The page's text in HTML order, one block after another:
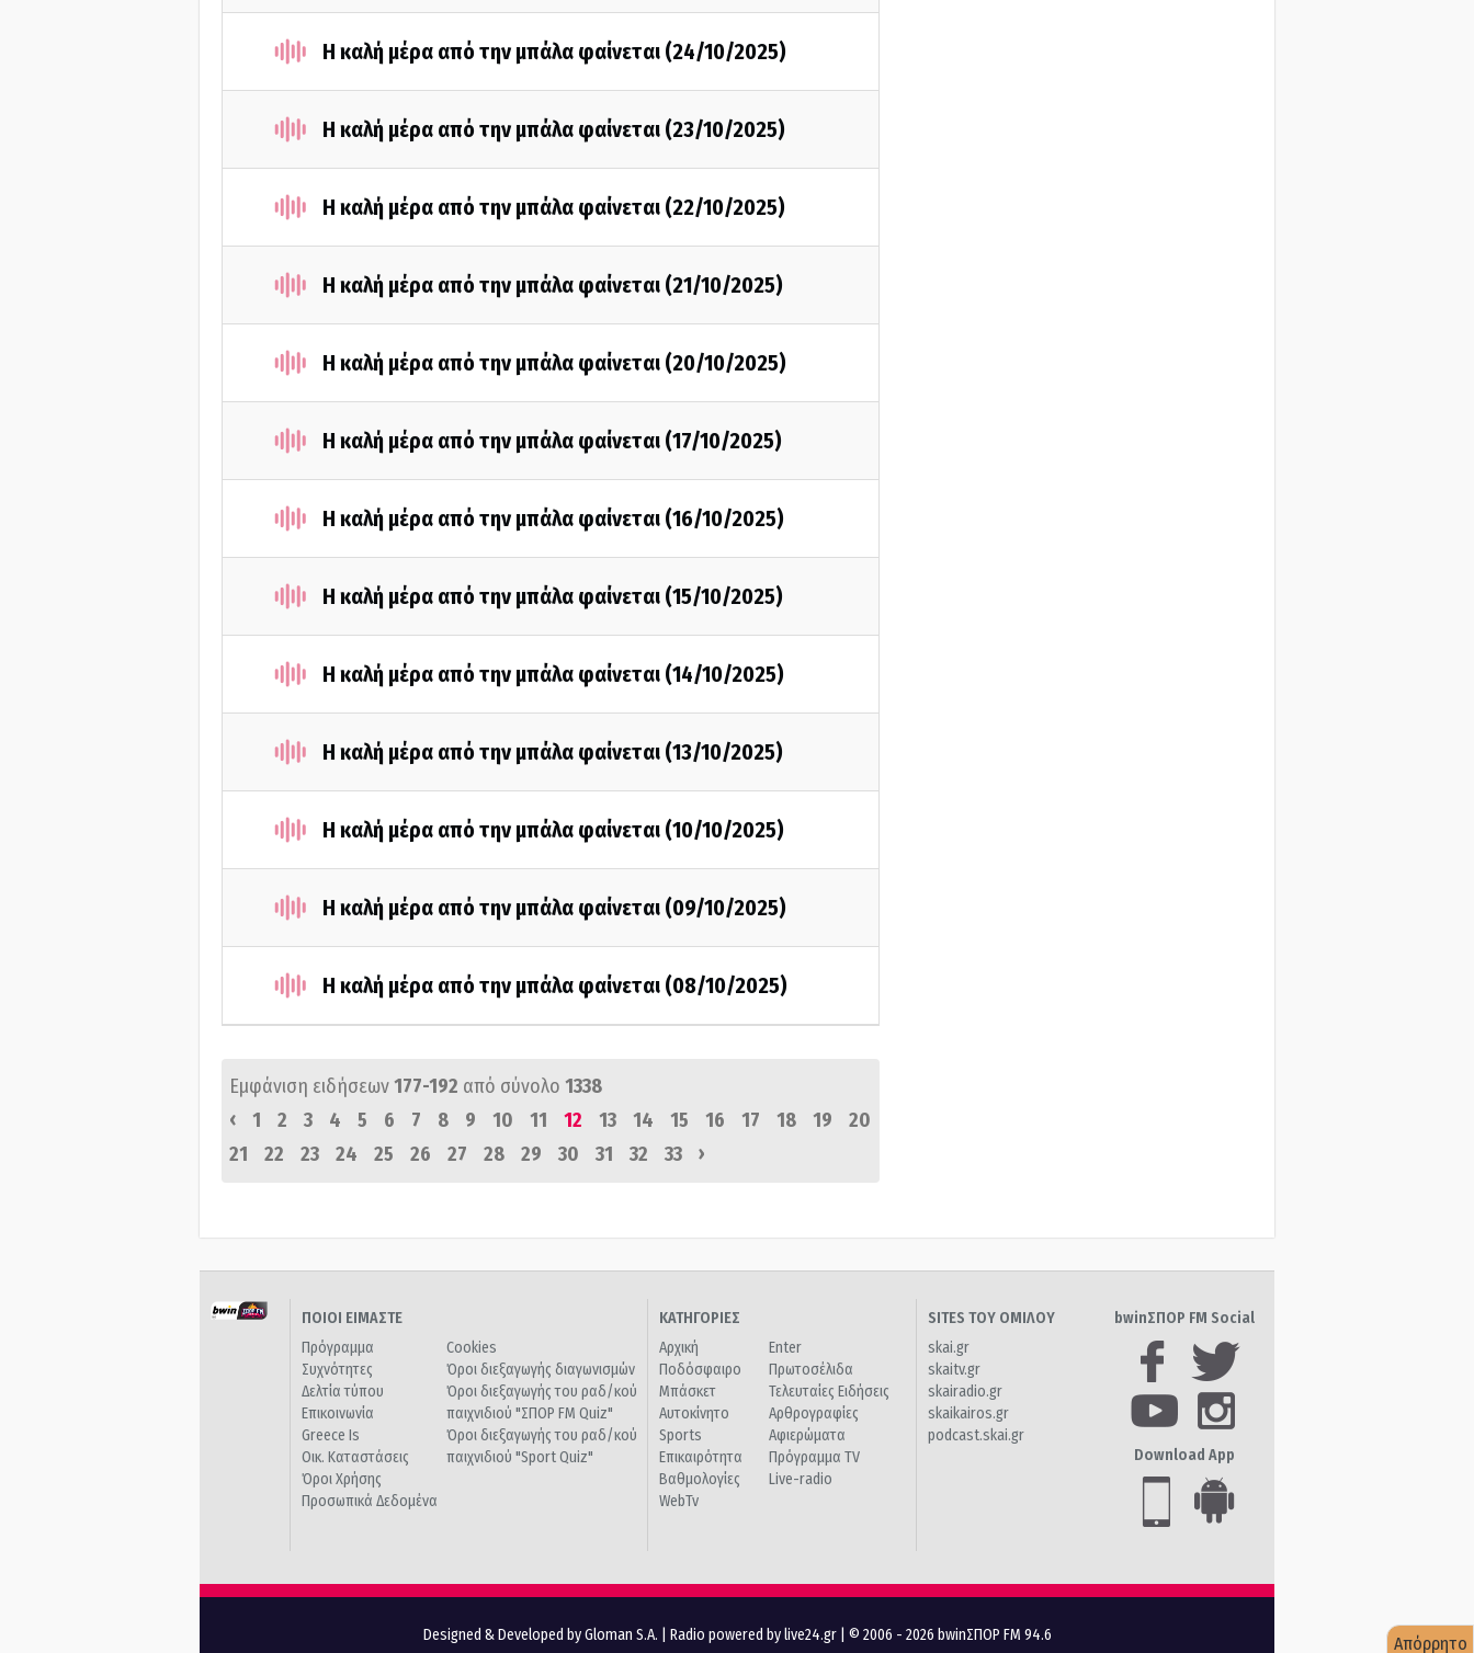
Η καλή μέρα από την μπάλα φαίνεται (24/10/2025)
Η καλή μέρα από την μπάλα φαίνεται (23/10/2025)
Η καλή μέρα από την μπάλα φαίνεται (22/10/2025)
Η καλή μέρα από την μπάλα φαίνεται (21/10/2025)
Η καλή μέρα από την μπάλα φαίνεται (20/10/2025)
Η καλή μέρα από την μπάλα φαίνεται (17/10/2025)
Η καλή μέρα από την μπάλα φαίνεται (16/10/2025)
Η καλή μέρα από την μπάλα φαίνεται (15/10/2025)
Η καλή μέρα από την μπάλα φαίνεται (14/10/2025)
Η καλή μέρα από την μπάλα φαίνεται (13/10/2025)
Η καλή μέρα από την μπάλα φαίνεται (10/10/2025)
Η καλή μέρα από την μπάλα φαίνεται (09/10/2025)
Η καλή μέρα από την μπάλα φαίνεται (08/10/2025)
Εμφάνιση ειδήσεων177-192 από σύνολο 1338
‹
1 2 3 4 5 6 7 8 9 10 11 12 13 14 15 16 17 18 19
20
21
22 23 24 25 26 27 28 29 30 31 32 33 ›
ΠΟΙΟΙ ΕΙΜΑΣΤΕ
Πρόγραμμα
Συχνότητες
Δελτία τύπου
Επικοινωνία
Greece Is
Οικ. Καταστάσεις
Όροι Χρήσης
Προσωπικά Δεδομένα
Cookies
Όροι διεξαγωγής διαγωνισμών
Όροι διεξαγωγής του ραδ/κού
παιχνιδιού "ΣΠΟΡ FM Quiz"
Όροι διεξαγωγής του ραδ/κού
παιχνιδιού "Sport Quiz"
ΚΑΤΗΓΟΡΙΕΣ
Αρχική
Ποδόσφαιρο
Μπάσκετ
Αυτοκίνητο
Sports
Επικαιρότητα
Βαθμολογίες
WebTv
Enter
Πρωτοσέλιδα
Τελευταίες Ειδήσεις
Αρθρογραφίες
Αφιερώματα
Πρόγραμμα TV
Live-radio
SITES ΤΟΥ ΟΜΙΛΟΥ
skai.gr
skaitv.gr
skairadio.gr
skaikairos.gr
podcast.skai.gr
bwinΣΠΟΡ FM Social
Download App
Designed & Developed by Gloman S.A. Radio powered by live24.gr | © 2006 - 2026 bwinΣΠΟΡ FM 94.6 Απόρρητο